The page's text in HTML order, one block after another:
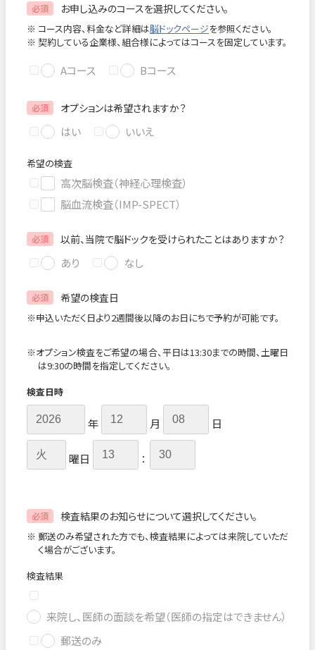
Close
必須 お申し込みのコースを選択してください。
※ コース内容、料金など詳細は脳ドックページを参照ください。
※ 契約している企業様、組合様によってはコースを固定しています。
Aコース Bコース
必須 オプションは希望されますか？
はい いいえ
希望の検査
高次脳検査（神経心理検査）
脳血流検査（IMP-SPECT）
必須 以前、当院で脳ドックを受けられたことはありますか？
あり なし
必須 希望の検査日
※申込いただく日より2週間後以降のお日にちで予約が可能です。
※オプション検査をご希望の場合、平日は13:30までの時間、土曜日
は9:30の時間を指定してください。
検査日時
年 月 日
曜日 ：
必須 検査結果のお知らせについて選択してください。
※ 郵送のみ希望された方でも、検査結果によっては来院していただ
く場合がございます。
検査結果
来院し、医師の面談を希望（医師の指定はできません）
郵送のみ